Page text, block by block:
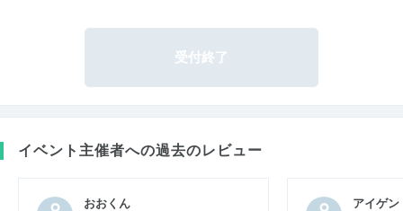
受付終了
イベント主催者への過去のレビュー
おおくん アイゲン